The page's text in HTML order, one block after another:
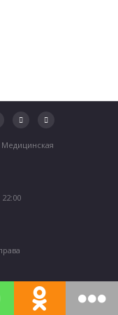
Медицинская